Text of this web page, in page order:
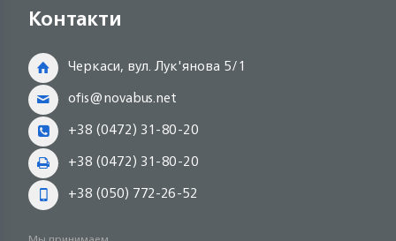
Контакти
Черкаси, вул. Лук'янова 5/1
ofis@novabus.net
+38 (0472) 31-80-20
+38 (0472) 31-80-20
+38 (050) 772-26-52